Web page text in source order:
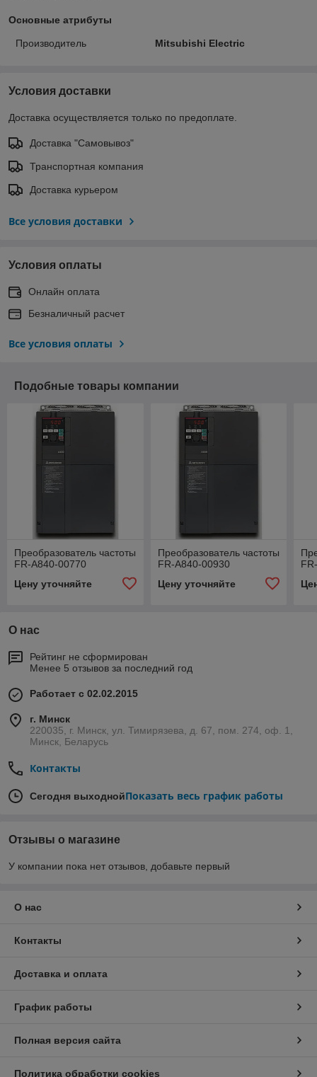
Основные атрибуты
Производитель Mitsubishi Electric
Условия доставки
Доставка осуществляется только по предоплате.
Доставка "Самовывоз"
Транспортная компания
Доставка курьером
Все условия доставки
Условия оплаты
Онлайн оплата
Безналичный расчет
Все условия оплаты
Подобные товары компании
Преобразователь частоты
FR-A840-00770
Цену уточняйте
Преобразователь частоты
FR-A840-00930
Цену уточняйте
О нас
Рейтинг не сформирован
Менее 5 отзывов за последний год
Работает с 02.02.2015
г. Минск
220035, г. Минск, ул. Тимирязева, д. 67, пом. 274, оф. 1,
Минск, Беларусь
Контакты
Сегодня выходнойПоказать весь график работы
Отзывы о магазине
У компании пока нет отзывов, добавьте первый
О нас
Контакты
Доставка и оплата
График работы
Полная версия сайта
Политика обработки cookies